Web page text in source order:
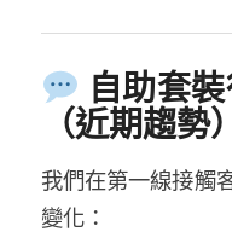
自助套
（近期趨勢）
我們在第一線接觸
變化：